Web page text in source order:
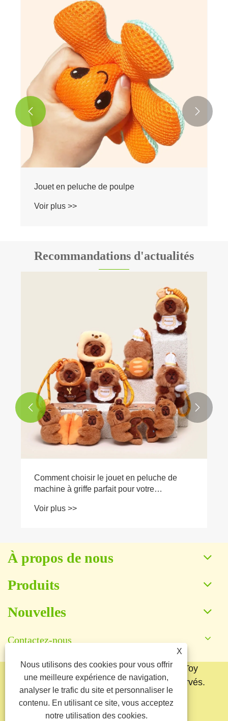
Jouet en peluche de poulpe
Voir plus >>
 
Recommandations d'actualités
Comment choisir le jouet en peluche de
machine à griffe parfait pour votre
Voir plus >>
 
À propos de nous
Produits
Nouvelles
Contactez-nous
Copyright © 2025 Baoding Yuankang Toy
Manufacturing Co., Ltd. Tous droits réservés.
Links
Sitemap RSS XML
X
Nous utilisons des cookies pour vous offrir
une meilleure expérience de navigation,
analyser le trafic du site et personnaliser le
contenu. En utilisant ce site, vous acceptez
notre utilisation des cookies.